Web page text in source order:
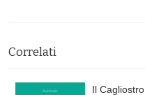
Correlati
Il Cagliostro